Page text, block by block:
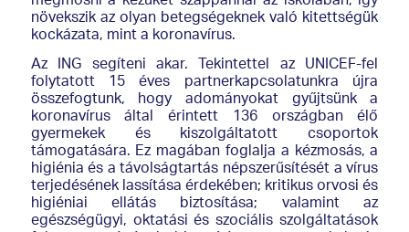
növekszik az olyan betegségeknek való kitettségük
kockázata, mint a koronavírus.
Az ING segíteni akar. Tekintettel az UNICEF-fel
folytatott 15 éves partnerkapcsolatunkra újra
összefogtunk, hogy adományokat gyűjtsünk a
koronavírus által érintett 136 országban élő
gyermekek és kiszolgáltatott csoportok
támogatására. Ez magában foglalja a kézmosás, a
higiénia és a távolságtartás népszerűsítését a vírus
terjedésének lassítása érdekében; kritikus orvosi és
higiéniai ellátás biztosítása; valamint az
egészségügyi, oktatási és szociális szolgáltatások